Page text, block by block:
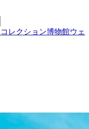
コレクション博物館ウェ